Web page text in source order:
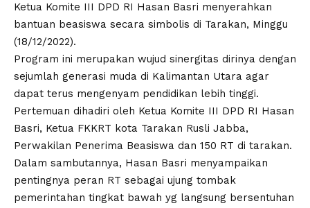
Ketua Komite III DPD RI Hasan Basri menyerahkan
bantuan beasiswa secara simbolis di Tarakan, Minggu
(18/12/2022).
Program ini merupakan wujud sinergitas dirinya dengan
sejumlah generasi muda di Kalimantan Utara agar
dapat terus mengenyam pendidikan lebih tinggi.
Pertemuan dihadiri oleh Ketua Komite III DPD RI Hasan
Basri, Ketua FKKRT kota Tarakan Rusli Jabba,
Perwakilan Penerima Beasiswa dan 150 RT di tarakan.
Dalam sambutannya, Hasan Basri menyampaikan
pentingnya peran RT sebagai ujung tombak
pemerintahan tingkat bawah yg langsung bersentuhan